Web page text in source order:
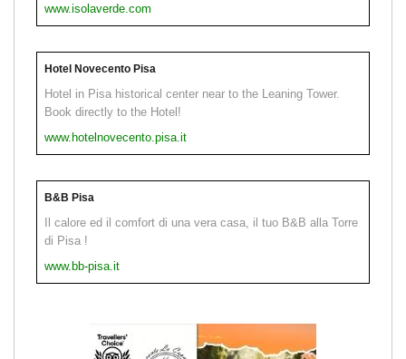
www.isolaverde.com
Hotel Novecento Pisa
Hotel in Pisa historical center near to the Leaning Tower.
Book directly to the Hotel!
www.hotelnovecento.pisa.it
B&B Pisa
Il calore ed il comfort di una vera casa, il tuo B&B alla Torre
di Pisa !
www.bb-pisa.it